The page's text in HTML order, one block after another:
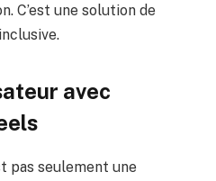
C’est une solution de
avec
pas seulement une